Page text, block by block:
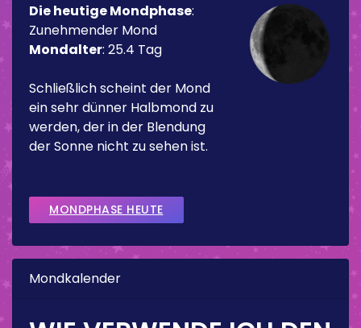
Die heutige Mondphase:
Zunehmender Mond
Mondalter: 25.4 Tag
Schließlich scheint der Mond
ein sehr dünner Halbmond zu
werden, der in der Blendung
der Sonne nicht zu sehen ist.
MONDPHASE HEUTE
Mondkalender